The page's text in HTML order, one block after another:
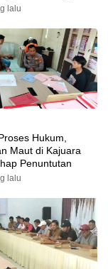
lalu
Hukum,
Maut di Kajuara
Penuntutan
lalu